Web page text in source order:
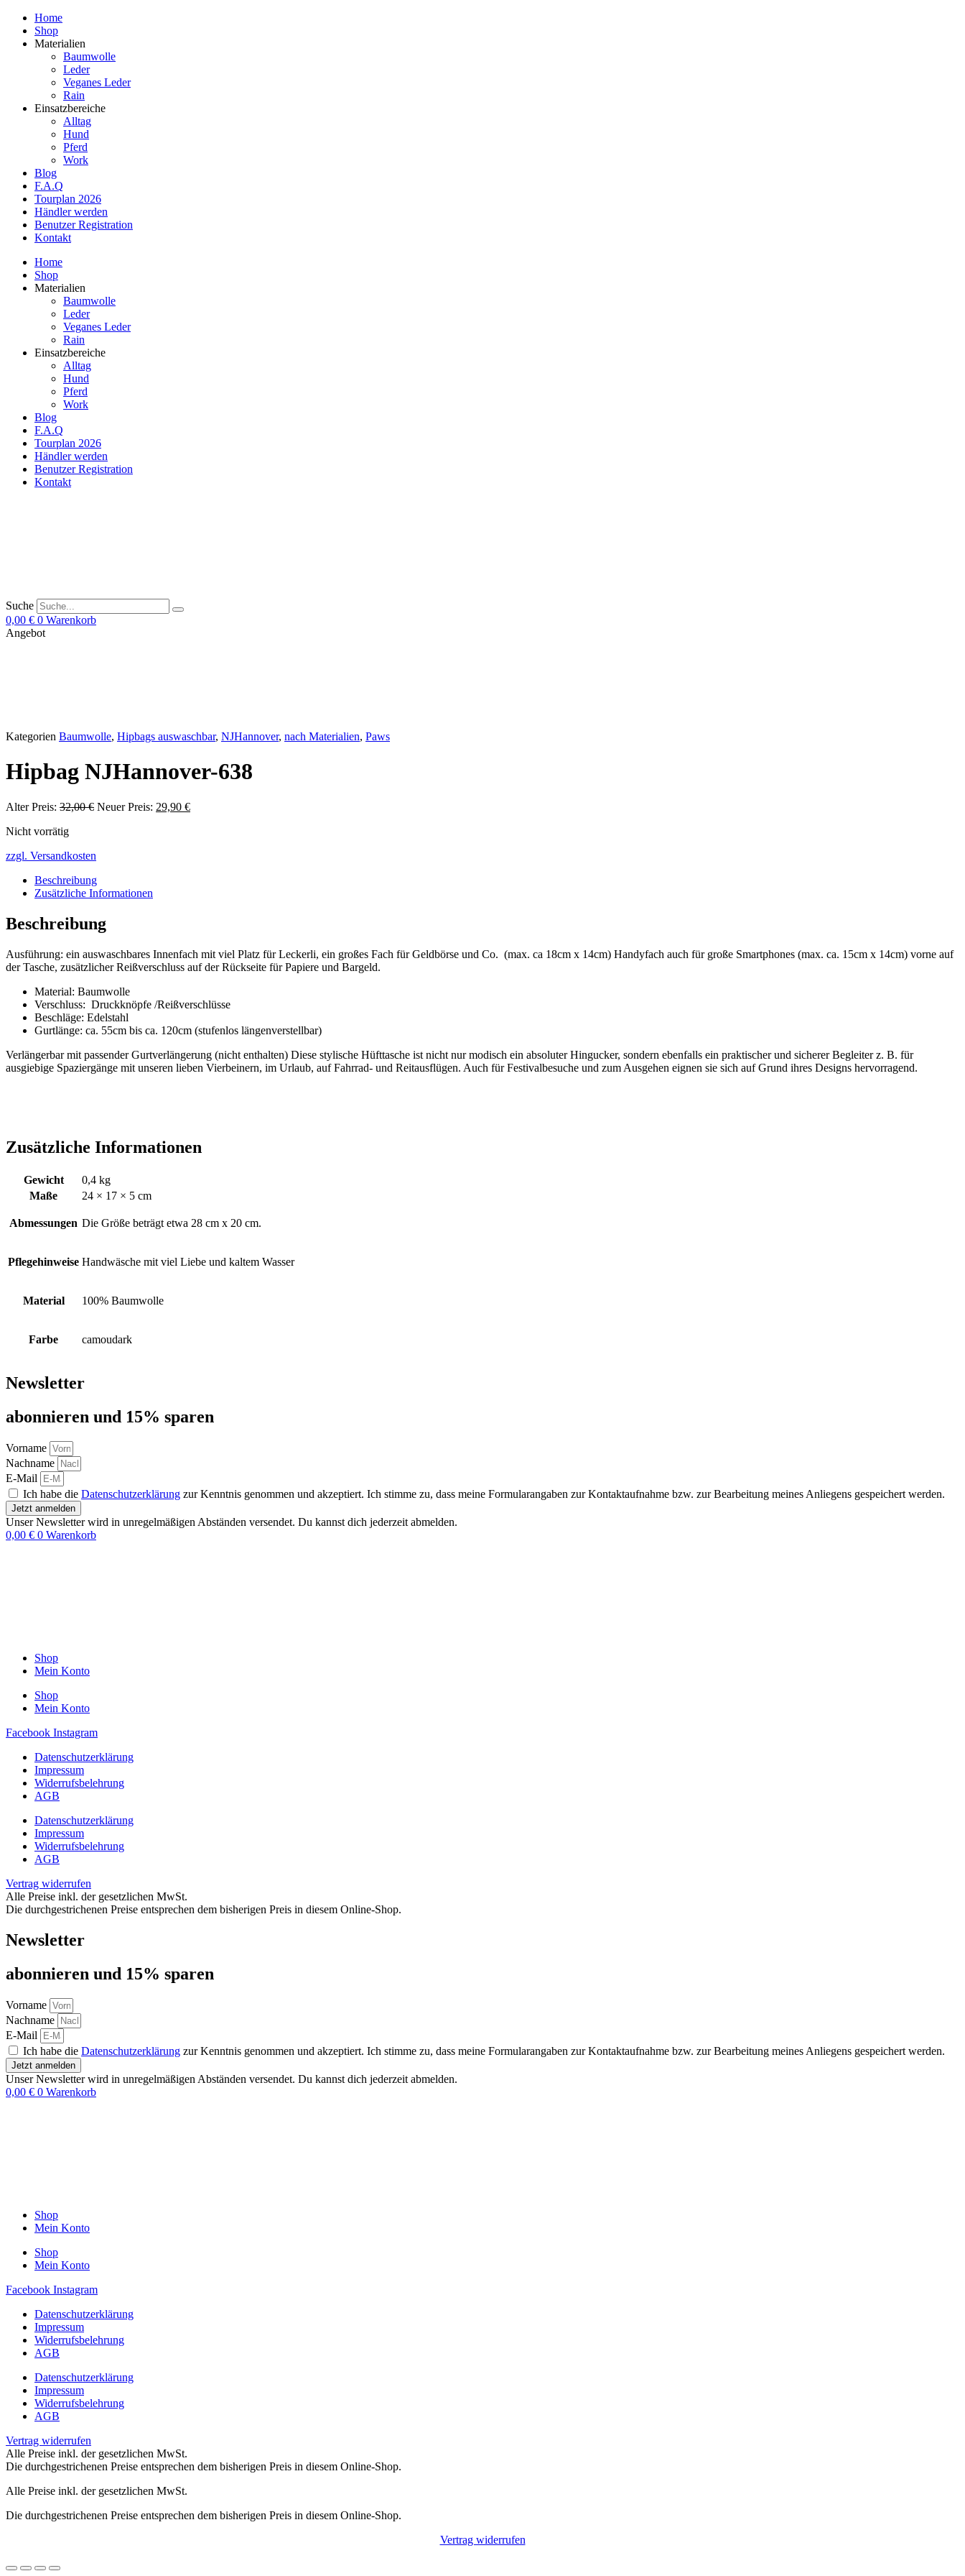
Home
Shop
Materialien
Baumwolle
Leder
Veganes Leder
Rain
Einsatzbereiche
Alltag
Hund
Pferd
Work
Blog
F.A.Q
Tourplan 2026
Händler werden
Benutzer Registration
Kontakt
Home
Shop
Materialien
Baumwolle
Leder
Veganes Leder
Rain
Einsatzbereiche
Alltag
Hund
Pferd
Work
Blog
F.A.Q
Tourplan 2026
Händler werden
Benutzer Registration
Kontakt
Suche
0,00 € 0 Warenkorb
Angebot
Kategorien Baumwolle, Hipbags auswaschbar, NJHannover, nach Materialien, Paws
Hipbag NJHannover-638
Alter Preis: 32,00€ Ursprünglicher
Neuer Preis: 29,90 €Aktueller
Nicht vorrätig
zzgl. Versandkosten
Beschreibung
Zusätzliche Informationen
Beschreibung
Ausführung: ein auswaschbares Innenfach mit viel Platz für Leckerli, ein großes Fach für Geldbörse und Co. (max. ca 18cm x 14cm) Handyfach auch für große Smartphones (max. ca. 15cm x 14cm) vorne auf
der Tasche, zusätzlicher Reißverschluss auf der Rückseite für Papiere und Bargeld.
Material: Baumwolle
Verschluss: Druckknöpfe /Reißverschlüsse
Beschläge: Edelstahl
Gurtlänge: ca. 55cm bis ca. 120cm (stufenlos längenverstellbar)
Verlängerbar mit passender Gurtverlängerung (nicht enthalten) Diese stylische Hüfttasche ist nicht nur modisch ein absoluter Hingucker, sondern ebenfalls ein praktischer und sicherer Begleiter z. B. für
ausgiebige Spaziergänge mit unseren lieben Vierbeinern, im Urlaub, auf Fahrrad- und Reitausflügen. Auch für Festivalbesuche und zum Ausgehen eignen sie sich auf Grund ihres Designs hervorragend.
Zusätzliche Informationen
Gewicht
0,4 kg
Maße
24 × 17 × 5 cm
Abmessungen Die Größe beträgt etwa 28 cm x 20 cm.
Pflegehinweise Handwäsche mit viel Liebe und kaltem Wasser
Material 100% Baumwolle
Farbe camoudark
Newsletter
abon­nie­ren und 15% sparen
Vorname
Nachname
E-Mail
Ich habe die Datenschutzerklärung zur Kenntnis genommen und akzeptiert. Ich stimme zu, dass meine Formularangaben zur Kontaktaufnahme bzw. zur Bearbeitung meines Anliegens gespeichert werden.
Jetzt anmelden
Unser Newsletter wird in unregelmäßigen Abständen versendet. Du kannst dich jederzeit abmelden.
0,00 € 0 Warenkorb
Shop
Mein Konto
Shop
Mein Konto
Facebook Instagram
Datenschutzerklärung
Impressum
Widerrufsbelehrung
AGB
Datenschutzerklärung
Impressum
Widerrufsbelehrung
AGB
Vertrag widerrufen
Alle Preise inkl. der gesetzlichen MwSt.
Die durchgestrichenen Preise entsprechen dem bisherigen Preis in diesem Online-Shop.
Newsletter
abon­nie­ren und 15% sparen
Vorname
Nachname
E-Mail
Ich habe die Datenschutzerklärung zur Kenntnis genommen und akzeptiert. Ich stimme zu, dass meine Formularangaben zur Kontaktaufnahme bzw. zur Bearbeitung meines Anliegens gespeichert werden.
Jetzt anmelden
Unser Newsletter wird in unregelmäßigen Abständen versendet. Du kannst dich jederzeit abmelden.
0,00 € 0 Warenkorb
Shop
Mein Konto
Shop
Mein Konto
Facebook Instagram
Datenschutzerklärung
Impressum
Widerrufsbelehrung
AGB
Datenschutzerklärung
Impressum
Widerrufsbelehrung
AGB
Vertrag widerrufen
Alle Preise inkl. der gesetzlichen MwSt.
Die durchgestrichenen Preise entsprechen dem bisherigen Preis in diesem Online-Shop.
Alle Preise inkl. der gesetzlichen MwSt.
Die durchgestrichenen Preise entsprechen dem bisherigen Preis in diesem Online-Shop.
Vertrag widerrufen